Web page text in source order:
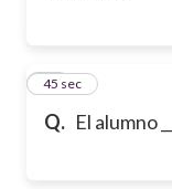
Q. El alumno
12
45 sec